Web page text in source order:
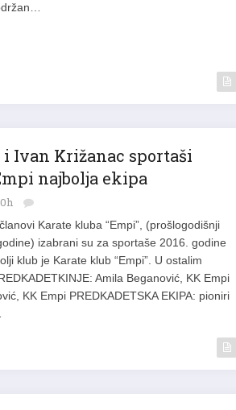
i Ivan Križanac sportaši
najbolja ekipa
Karate kluba “Empi”, (prošlogodišnji
izabrani su za sportaše 2016. godine
klub je Karate klub “Empi”. U ostalim
Amila Beganović, KK Empi
KK Empi PREDKADETSKA EKIPA: pioniri